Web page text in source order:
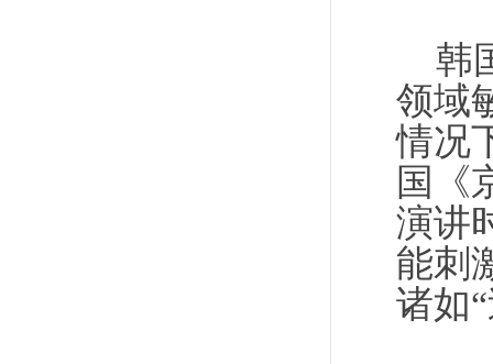
韩
领域
情况
国《
演讲
能刺
诸如